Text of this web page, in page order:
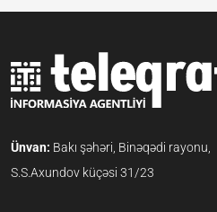
Ünvan: Bakı şəhəri, Binəqədi rayonu,
S.S.Axundov küçəsi 31/23